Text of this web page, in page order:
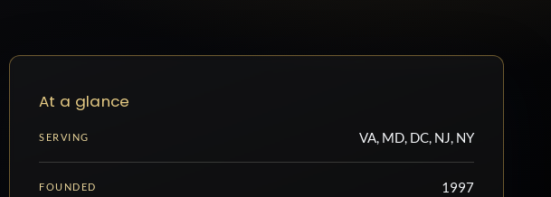
At a glance
SERVING VA, MD, DC, NJ, NY
FOUNDED 1997